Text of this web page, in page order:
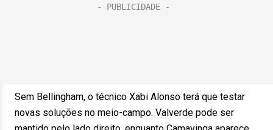
Sem Bellingham, o técnico Xabi Alonso terá que testar
novas soluções no meio-campo. Valverde pode ser